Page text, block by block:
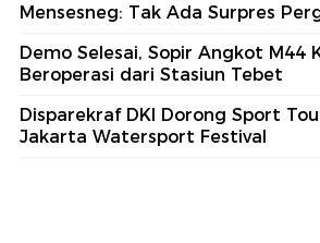
Mensesneg: Tak Ada Surpres
Demo Selesai, Sopir Angkot M44
Beroperasi dari Stasiun Tebet
Disparekraf DKI Dorong Sport
Jakarta Watersport Festival